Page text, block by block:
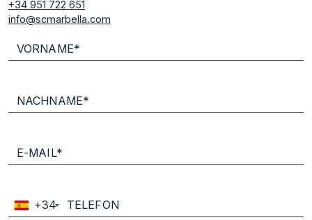
+34 951 722 651
info@scmarbella.com
+34